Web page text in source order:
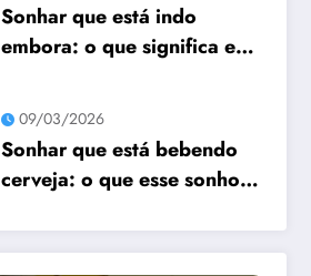
Sonhar que está indo
embora: o que significa e
09/03/2026
Sonhar que está bebendo
cerveja: o que esse sonho